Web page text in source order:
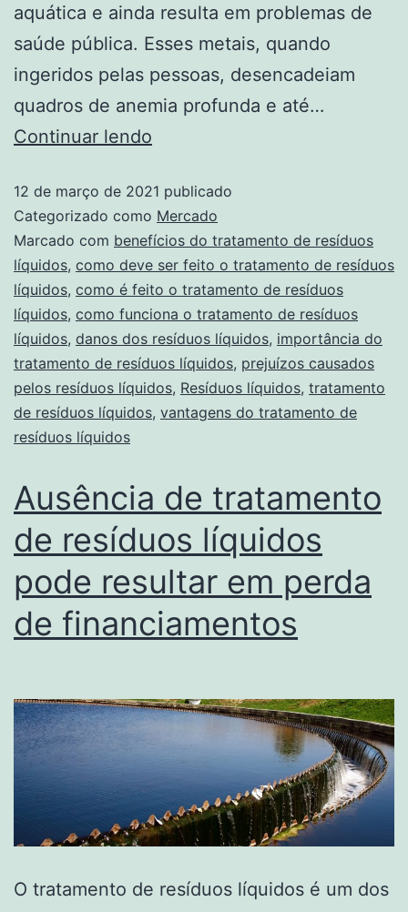
aquática e ainda resulta em problemas de
saúde pública. Esses metais, quando
ingeridos pelas pessoas, desencadeiam
quadros de anemia profunda e até…
Continuar lendo
12 de março de 2021 publicado
Categorizado como Mercado
Marcado com benefícios do tratamento de resíduos
líquidos, como deve ser feito o tratamento de resíduos
líquidos, como é feito o tratamento de resíduos
líquidos, como funciona o tratamento de resíduos
líquidos, danos dos resíduos líquidos, importância do
tratamento de resíduos líquidos, prejuízos causados
pelos resíduos líquidos, Resíduos líquidos, tratamento
de resíduos líquidos, vantagens do tratamento de
resíduos líquidos
Ausência de tratamento
de resíduos líquidos
pode resultar em perda
de financiamentos
O tratamento de resíduos líquidos é um dos